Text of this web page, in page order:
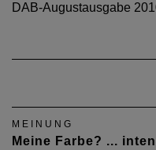
DAB-Augustausgabe
MEINUNG
Meine Farbe? ...